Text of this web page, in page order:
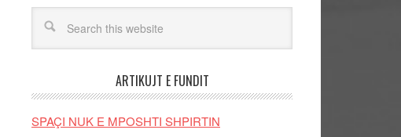
ARTIKUJT E FUNDIT
SPAÇI NUK E MPOSHTI SHPIRTIN